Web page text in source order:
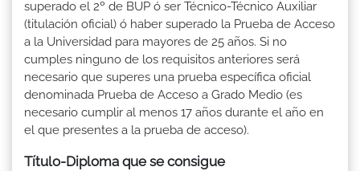
superado el 2º de BUP ó ser Técnico-Técnico Auxiliar
(titulación oficial) ó haber superado la Prueba de Acceso
a la Universidad para mayores de 25 años. Si no
cumples ninguno de los requisitos anteriores será
necesario que superes una prueba específica oficial
denominada Prueba de Acceso a Grado Medio (es
necesario cumplir al menos 17 años durante el año en
el que presentes a la prueba de acceso).
Título-Diploma que se consigue